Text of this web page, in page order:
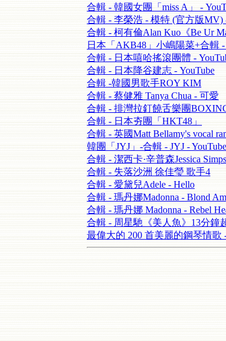
合輯 - 韓國女團「miss A」 -
合輯 - 李榮浩 - 模特 (官方版MV)
合輯 - 柯有倫Alan Kuo《Be Ur
日本「AKB48」小嶋陽菜+合輯 -
合輯 - 日本嘻哈搖滾團體 -
合輯 - 日本降谷建志 - YouTube
合輯 -韓國男歌手ROY KIM
合輯 - 蔡健雅 Tanya Chua - 可愛
合輯 - 排灣拉釘饒舌樂團
合輯 - 日本夯團「HKT48」
合輯 - 英國Matt Bellamy's vocal
韓團「JYJ」-合輯 - JYJ - YouTube
合輯 - 潔西卡·辛普森Jessica
合輯 - 失落沙洲 徐佳瑩 歌手4
合輯 - 愛黛兒Adele - Hello
合輯 - 瑪丹娜Madonna - Blond
合輯 - 瑪丹娜 Madonna - Rebel
合輯 - 周星馳《美人魚》13分鐘
最偉大的 200 首美麗的鋼琴情